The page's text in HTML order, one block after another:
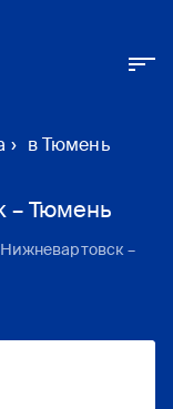
› в Тюмень
– Тюмень
Нижневартовск–